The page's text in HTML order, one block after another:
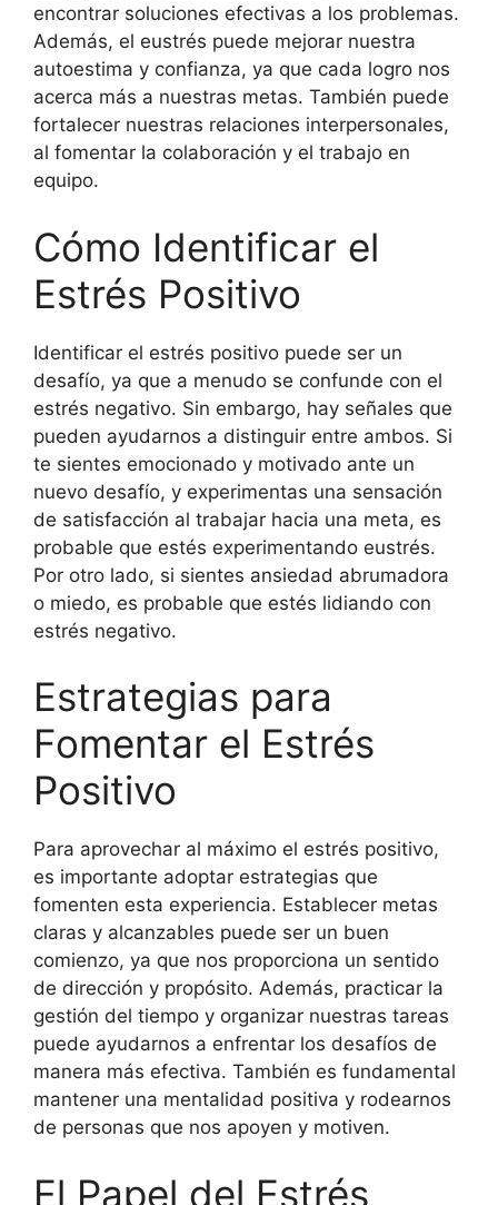
encontrar soluciones efectivas a los problemas.
Además, el eustrés puede mejorar nuestra
autoestima y confianza, ya que cada logro nos
acerca más a nuestras metas. También puede
fortalecer nuestras relaciones interpersonales,
al fomentar la colaboración y el trabajo en
equipo.
Cómo Identificar el
Estrés Positivo
Identificar el estrés positivo puede ser un
desafío, ya que a menudo se confunde con el
estrés negativo. Sin embargo, hay señales que
pueden ayudarnos a distinguir entre ambos. Si
te sientes emocionado y motivado ante un
nuevo desafío, y experimentas una sensación
de satisfacción al trabajar hacia una meta, es
probable que estés experimentando eustrés.
Por otro lado, si sientes ansiedad abrumadora
o miedo, es probable que estés lidiando con
estrés negativo.
Estrategias para
Fomentar el Estrés
Positivo
Para aprovechar al máximo el estrés positivo,
es importante adoptar estrategias que
fomenten esta experiencia. Establecer metas
claras y alcanzables puede ser un buen
comienzo, ya que nos proporciona un sentido
de dirección y propósito. Además, practicar la
gestión del tiempo y organizar nuestras tareas
puede ayudarnos a enfrentar los desafíos de
manera más efectiva. También es fundamental
mantener una mentalidad positiva y rodearnos
de personas que nos apoyen y motiven.
El Papel del Estrés